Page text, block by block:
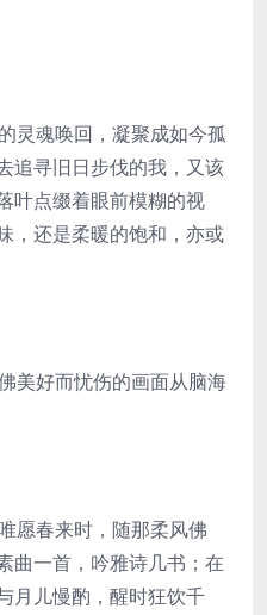
灵魂唤回，凝聚成如今孤
追寻旧日步伐的我，又该
叶点缀着眼前模糊的视
，还是柔暖的饱和，亦或
美好而忧伤的画面从脑海
愿春来时，随那柔风佛
曲一首，吟雅诗几书；在
月儿慢酌，醒时狂饮千